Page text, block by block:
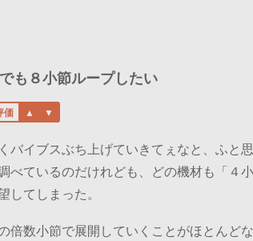
も８小節ループしたい
バイブスぶち上げていきてぇなと、ふと
べているのだけれども、どの機材も「４
てしまった。
倍数小節で展開していくことがほとんど